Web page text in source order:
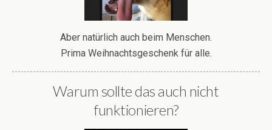
Aber natürlich auch beim Menschen.
Prima Weihnachtsgeschenk für alle.
Warum sollte das auch nicht
funktionieren?